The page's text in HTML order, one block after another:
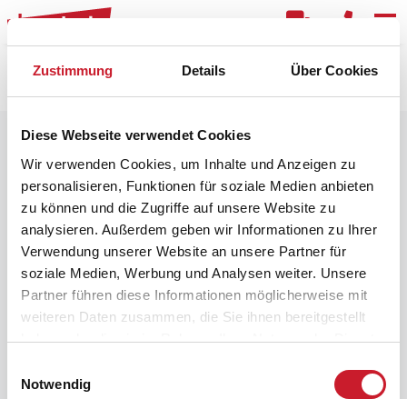
Zustimmung Details Über Cookies
Diese Webseite verwendet Cookies
Wir verwenden Cookies, um Inhalte und Anzeigen zu
personalisieren, Funktionen für soziale Medien anbieten
zu können und die Zugriffe auf unsere Website zu
analysieren. Außerdem geben wir Informationen zu Ihrer
Verwendung unserer Website an unsere Partner für
soziale Medien, Werbung und Analysen weiter. Unsere
Partner führen diese Informationen möglicherweise mit
weiteren Daten zusammen, die Sie ihnen bereitgestellt
haben oder die sie im Rahmen Ihrer Nutzung der Dienste
Notwendig
Filter Raster